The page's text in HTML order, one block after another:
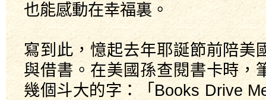
也能感動在幸福裏。
寫到此，憶起去年耶誕節前陪美
與借書。在美國孫查閱書卡時，
幾個斗大的字：「Books Drive